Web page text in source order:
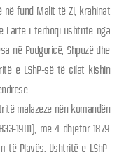
në fund Malit të Zi, krahinat
Lartë i tërhoqi ushtritë nga
në Podgoricë, Shpuzë dhe
e LShP-së të cilat kishin
malazeze nën komandën
1901), më 4 dhjetor 1879
të Plavës. Ushtritë e LShP-